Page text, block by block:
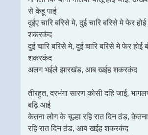
से केहू पाई
दुईए चारि बरिसे मे, दुई चारि बरिसे मे फेर
शकरकंद
दुई चारि बरिसे मे, दुई चारि बरिसे मे फेर
शकरकंद
अलग भईले झारखंड, आब खईह शकरकंद
तीरहुत, दरभंगा सारण कोसी दहि जाई,
बढ़ि आई
केतना लोग के चूल्हा रहि रात दिन ठंड,
रहि रात दिन ठंड, आब खईह शकरकंद